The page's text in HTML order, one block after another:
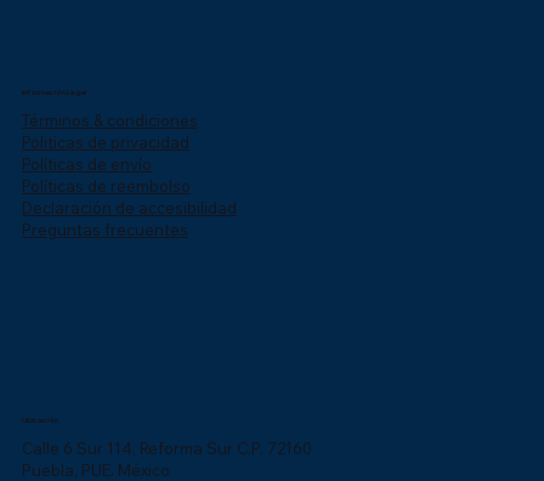
Información Legal
Términos & condiciones
Póliticas de privacidad
Políticas de envío
Políticas de reembolso
Declaración de accesibilidad
Preguntas frecuentes
Ubicación
Calle 6 Sur 114, Reforma Sur C.P. 72160
Puebla, PUE. México